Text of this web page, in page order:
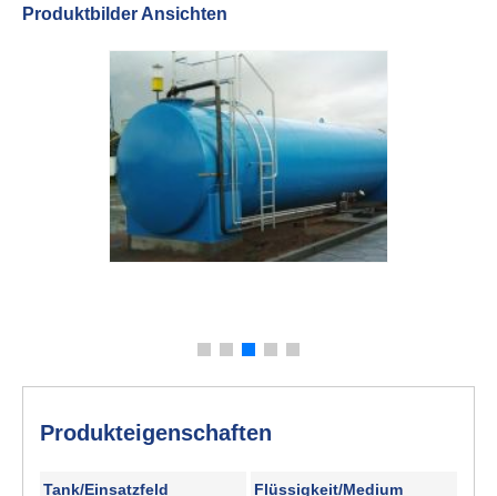
Produktbilder Ansichten
Produkteigenschaften
Tank/Einsatzfeld
Flüssigkeit/Medium